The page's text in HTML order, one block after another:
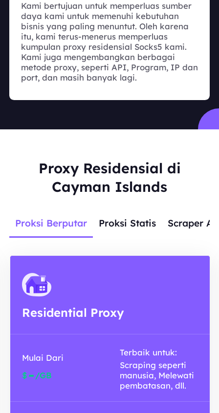
Kami bertujuan untuk memperluas sumber
daya kami untuk memenuhi kebutuhan
bisnis yang paling menuntut. Oleh karena
itu, kami terus-menerus memperluas
kumpulan proxy residensial Socks5 kami.
Kami juga mengembangkan berbagai
metode proxy, seperti API, Program, IP dan
port, dan masih banyak lagi.
Proxy Residensial di
Cayman Islands
Proksi Berputar Proksi Statis Scraper
Residential Proxy
Mulai Dari
$- /GB
Terbaik untuk:
Scraping seperti
manusia, Melewati
pembatasan, dll.